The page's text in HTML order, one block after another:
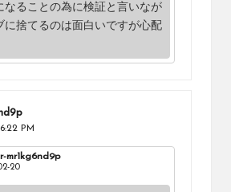
なることの為に検証と言いなが
に捨てるのは面白いですが心配
6:22 PM
mr1kg6nd9p
20